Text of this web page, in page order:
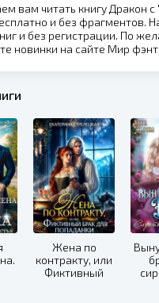
вам читать книгу Дракон
и без фрагментов.
и без регистрации. По
новинки на сайте Мир
Жена по
контракту, или
Фиктивный